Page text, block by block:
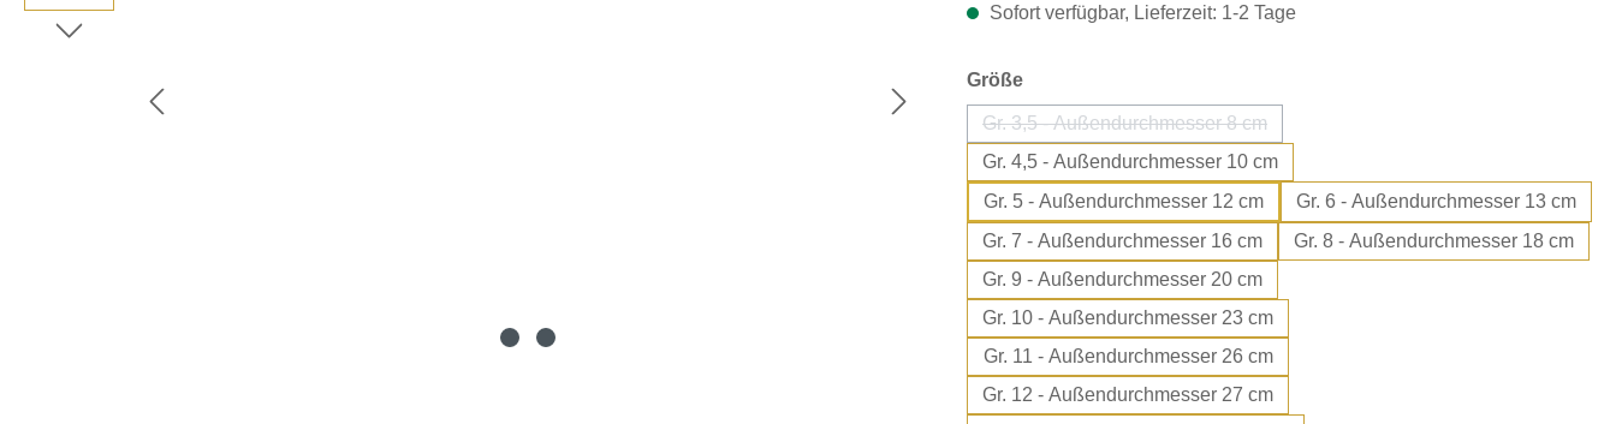
Sofort verfügbar, Lieferzeit: 1-2 Tage
Größeauswählen
Gr. 3,5 - Außendurchmesser 8 cm
(Diese Option ist zurzeit nicht verfügbar.)
Gr. 4,5 - Außendurchmesser 10 cm
Gr. 5 - Außendurchmesser 12 cm
Gr. 6 - Außendurchmesser 13 cm
Gr. 7 - Außendurchmesser 16 cm
Gr. 8 - Außendurchmesser 18 cm
Gr. 9 - Außendurchmesser 20 cm
Gr. 10 - Außendurchmesser 23 cm
Gr. 11 - Außendurchmesser 26 cm
Gr. 12 - Außendurchmesser 27 cm